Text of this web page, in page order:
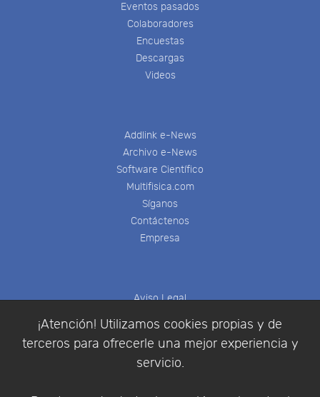
¡Atención! Utilizamos cookies propias y de
terceros para ofrecerle una mejor experiencia y
servicio.
Eventos pasados
Colaboradores
Encuestas
Descargas
Videos
Addlink e-News
Archivo e-News
Software Científico
Multifisica.com
Síganos
Contáctenos
Empresa
Aviso Legal
Política de Privacidad
Condiciones de compra
Identificarse